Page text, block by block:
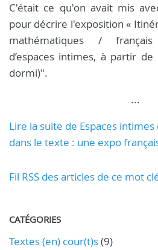
C'était ce qu'on avait mis
pour décrire l'exposition «
mathématiques /
d’espaces intimes, à partir
dormi)".
...
Lire la suite de Espaces
dans le texte : une expo
Fil RSS des articles de ce mot
CATÉGORIES
Textes (en) cour(t)s(9)